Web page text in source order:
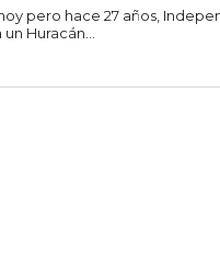
pero hace 27 años,
Huracán...